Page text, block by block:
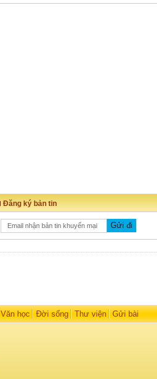
Đăng ký bản tin
Văn học Đời sống Thư viện Gửi bài